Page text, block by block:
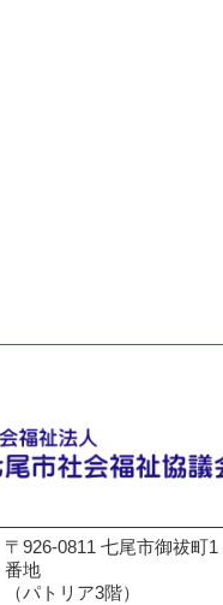
〒926-0811 七尾市御祓町1
番地
（パトリア3階）